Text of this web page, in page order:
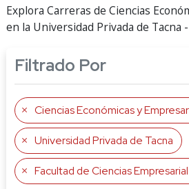
Explora Carreras de Ciencias
en la Universidad Privada de Tacna
Filtrado Por
Ciencias Económicas y
Universidad Privada de Tacna
Facultad de Ciencias